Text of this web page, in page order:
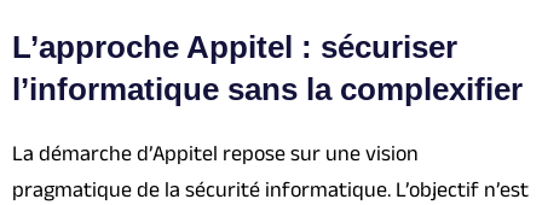
L’approche Appitel : sécuriser
l’informatique sans la complexifier
La démarche d’Appitel repose sur une vision
pragmatique de la sécurité informatique. L’objectif n’est